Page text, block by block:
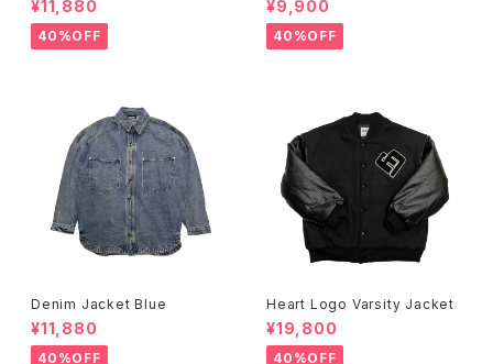
¥11,880
40%OFF
¥9,900
40%OFF
Denim Jacket Blue
¥11,880
40%OFF
Heart Logo Varsity Jacket
¥19,800
40%OFF